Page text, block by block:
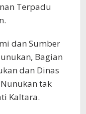
Terpadu
dan Sumber
Bagian
dan Dinas
tak
Kaltara.